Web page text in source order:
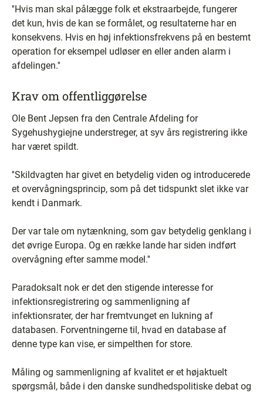
''Hvis man skal pålægge folk et ekstraarbejde, fungerer
det kun, hvis de kan se formålet, og resultaterne har en
konsekvens. Hvis en høj infektionsfrekvens på en bestemt
operation for eksempel udløser en eller anden alarm i
afdelingen.''
Krav om offentliggørelse
Ole Bent Jepsen fra den Centrale Afdeling for
Sygehushygiejne understreger, at syv års registrering ikke
har været spildt.
''Skildvagten har givet en betydelig viden og introducerede
et overvågningsprincip, som på det tidspunkt slet ikke var
kendt i Danmark.
Der var tale om nytænkning, som gav betydelig genklang i
det øvrige Europa. Og en række lande har siden indført
overvågning efter samme model.''
Paradoksalt nok er det den stigende interesse for
infektionsregistrering og sammenligning af
infektionsrater, der har fremtvunget en lukning af
databasen. Forventningerne til, hvad en database af
denne type kan vise, er simpelthen for store.
Måling og sammenligning af kvalitet er et højaktuelt
spørgsmål, både i den danske sundhedspolitiske debat og